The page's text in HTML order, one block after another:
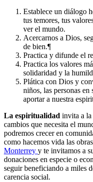
Establece un diálogo
tus temores, tus
ver el mundo.
Acercarnos a Dios,
de bien.¶
Practica y difunde el
Practica los valores
solidaridad y la
Plática con Dios y
niños, las personas
aportar a nuestra
La espiritualidad invita a la
cambios que necesita el
podremos crecer en
como hacemos vida las
Monterrey y te invitamos a
donaciones en especie o
seguir beneficiando a miles
carencia social.